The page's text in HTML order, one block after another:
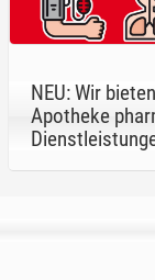
NEU: Wir
Apotheke